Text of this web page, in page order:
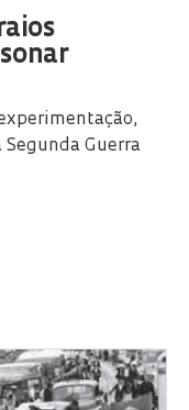
Guerra